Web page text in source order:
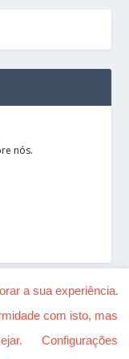
nós.
por
a sua experiência.
com isto, mas
Configurações